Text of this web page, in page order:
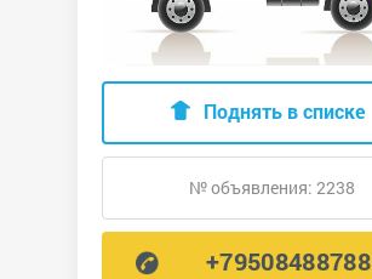
Поднять в списке
№ объявления: 2238
+79508488788